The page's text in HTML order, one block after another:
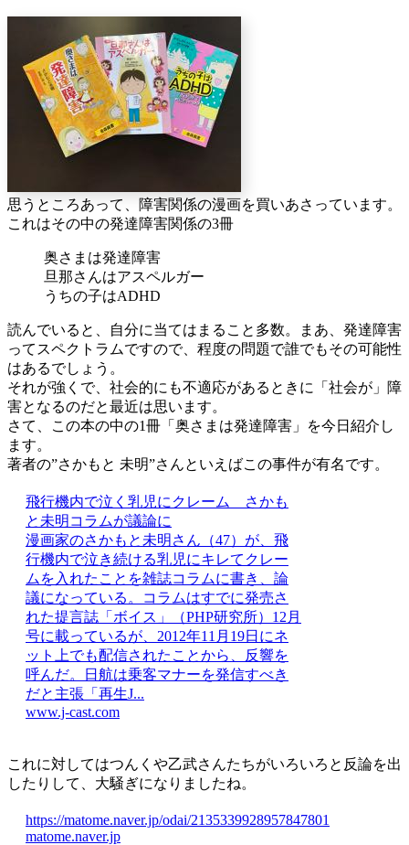
思うところあって、障害関係の漫画を買いあさっています。
これはその中の発達障害関係の3冊
奥さまは発達障害
旦那さんはアスペルガー
うちの子はADHD
読んでいると、自分に当てはまること多数。まあ、発達障害
ってスペクトラムですので、程度の問題で誰でもその可能性
はあるでしょう。
それが強くで、社会的にも不適応があるときに「社会が」障
害となるのだと最近は思います。
さて、この本の中の1冊「奥さまは発達障害」を今日紹介し
ます。
著者の”さかもと 未明”さんといえばこの事件が有名です。
飛行機内で泣く乳児にクレーム さかも
と未明コラムが議論に
漫画家のさかもと未明さん（47）が、飛
行機内で泣き続ける乳児にキレてクレー
ムを入れたことを雑誌コラムに書き、論
議になっている。コラムはすでに発売さ
れた提言誌「ボイス」（PHP研究所）12月
号に載っているが、2012年11月19日にネ
ット上でも配信されたことから、反響を
呼んだ。日航は乗客マナーを発信すべき
だと主張「再生J...
www.j-cast.com
これに対してはつんくや乙武さんたちがいろいろと反論を出
したりして、大騒ぎになりましたね。
https://matome.naver.jp/odai/2135339928957847801
matome.naver.jp